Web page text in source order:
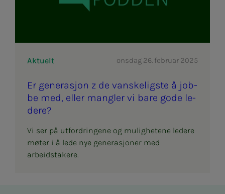
Aktuelt onsdag 26. februar 2025
Er ge­­­ne­ra­­­sjon z de vans­­­ke­­­ligs­­­­­te å job­­­
be med, el­­­ler mang­­­ler vi bare gode le­­­
de­­­re?
Vi ser på utfordringene og mulighetene ledere
møter i å lede nye generasjoner med
arbeidstakere.